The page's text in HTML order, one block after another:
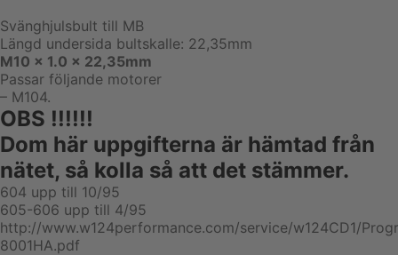
Svänghjulsbult till MB
Längd undersida bultskalle: 22,35mm
M10 x 1.0 x 22,35mm
Passar följande motorer
– M104.
OBS !!!!!!
Dom här uppgifterna är hämtad från
nätet, så kolla så att det stämmer.
604 upp till 10/95
605-606 upp till 4/95
http://www.w124performance.com/service/w124CD1/
8001HA.pdf